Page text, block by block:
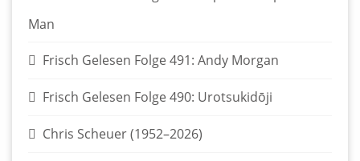
Man
Frisch Gelesen Folge 491: Andy Morgan
Frisch Gelesen Folge 490: Urotsukidōji
Chris Scheuer (1952–2026)